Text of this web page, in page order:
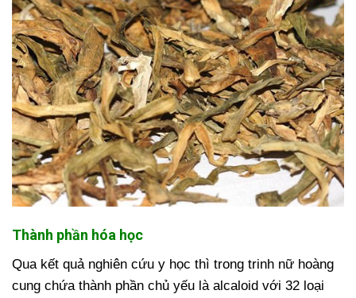
Thành phần hóa học
Qua kết quả nghiên cứu y học thì trong trinh nữ hoàng
cung chứa thành phần chủ yếu là alcaloid với 32 loại